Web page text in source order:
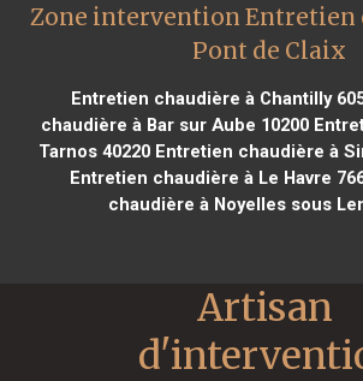
Zone intervention Entretien
Pont de Claix
Entretien chaudière à Chantilly
chaudière à Bar sur Aube 10200
Tarnos 40220 Entretien chaudière à
Entretien chaudière à Le Havre
chaudière à Noyelles sous
Artisan